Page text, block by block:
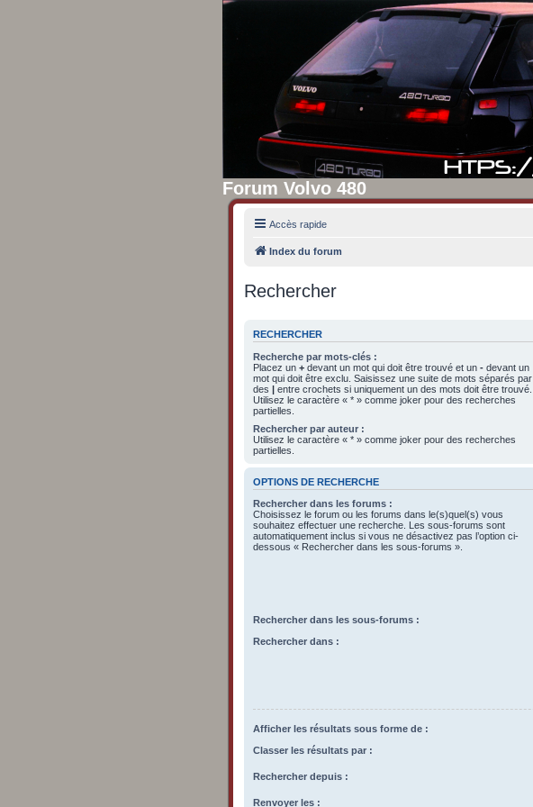
Forum Volvo 480
Accès rapide
Index du forum
Rechercher
RECHERCHER
Recherche par mots-clés :
Placez un + devant un mot qui doit être trouvé et un - devant un
mot qui doit être exclu. Saisissez une suite de mots séparés par
des | entre crochets si uniquement un des mots doit être trouvé.
Utilisez le caractère « * » comme joker pour des recherches
partielles.
Rechercher par auteur :
Utilisez le caractère « * » comme joker pour des recherches
partielles.
OPTIONS DE RECHERCHE
Rechercher dans les forums :
Choisissez le forum ou les forums dans le(s)quel(s) vous
souhaitez effectuer une recherche. Les sous-forums sont
automatiquement inclus si vous ne désactivez pas l’option ci-
dessous « Rechercher dans les sous-forums ».
Rechercher dans les sous-forums :
Rechercher dans :
Afficher les résultats sous forme de :
Classer les résultats par :
Rechercher depuis :
Renvoyer les :